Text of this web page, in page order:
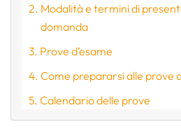
Modalità e termini di
domanda
Prove d’esame
Come prepararsi alle prove
Calendario delle prove